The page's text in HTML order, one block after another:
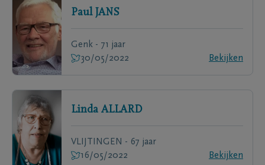
Paul JANS
Genk - 71 jaar
30/05/2022
Bekijken
Linda ALLARD
VLIJTINGEN - 67 jaar
16/05/2022
Bekijken